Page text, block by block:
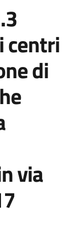
centri
di
via